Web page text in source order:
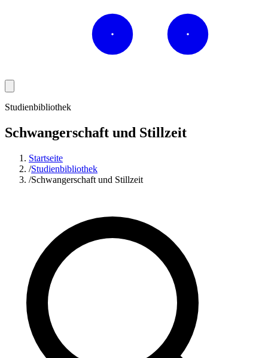
Studienbibliothek
Schwangerschaft und Stillzeit
Startseite
/Studienbibliothek
/Schwangerschaft und Stillzeit